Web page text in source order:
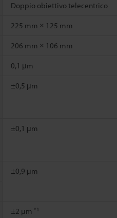
Doppio obiettivo telecentrico
225 mm × 125 mm
206 mm × 106 mm
0,1 μm
±0,5 μm
±0,1 μm
±0,9 μm
±2 μm *1